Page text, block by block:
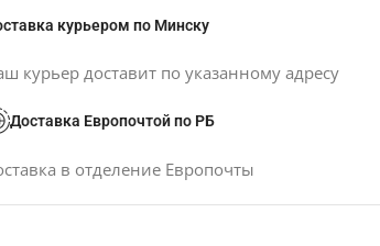
курьером по Минску
курьер доставит по указанному адресу
Доставка Европочтой по РБ
в отделение Европочты